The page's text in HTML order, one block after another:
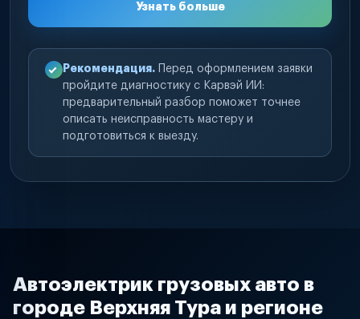
Узнать больше
Рекомендация. Перед оформлением заявки
пройдите диагностику с Карвэй ИИ:
предварительный разбор поможет точнее
описать неисправность мастеру и
подготовиться к выезду.
Автоэлектрик грузовых авто в
городе Верхняя Тура и регионе